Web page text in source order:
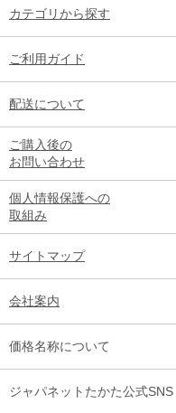
カテゴリから探す
ご利用ガイド
配送について
ご購入後の
お問い合わせ
個人情報保護への
取組み
サイトマップ
会社案内
価格名称について
ジャパネットたかた公式SNS